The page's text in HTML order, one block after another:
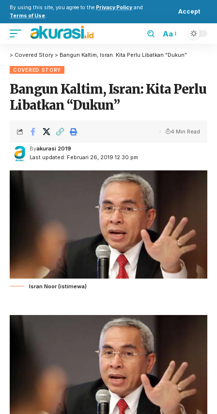
By using this site, you agree to the Privacy Policy and
Terms of Use.
Accept
Aa
> Covered Story > Bangun Kaltim, Isran: Kita Perlu Libatkan “Dukun”
COVERED STORY
Bangun Kaltim, Isran: Kita Perlu
Libatkan “Dukun”
Last updated: Februari 26, 2019 12:30 pm
Byakurasi 2019
4 Min Read
Isran Noor (istimewa)